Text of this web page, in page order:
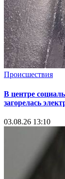
Происшествия
В центре
загорелась
03.08.26 13:10